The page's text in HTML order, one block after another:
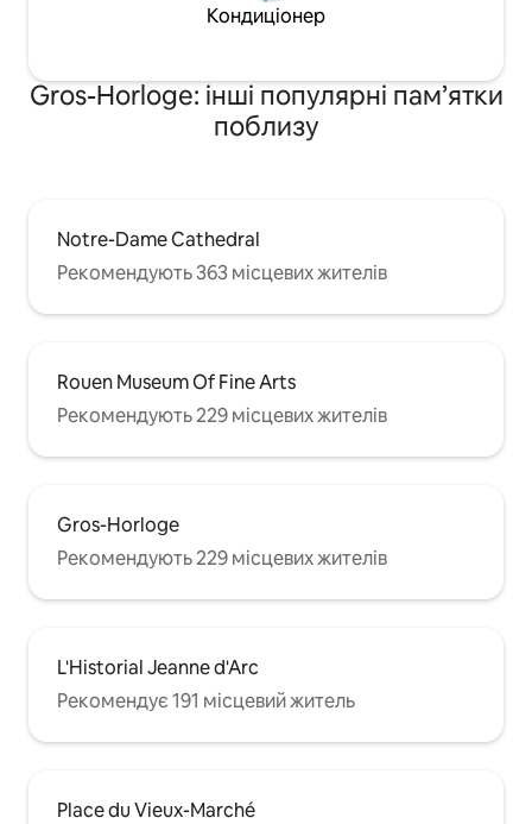
Кондиціонер
Gros-Horloge: інші популярні пам’ятки
поблизу
Notre-Dame Cathedral
Рекомендують 363 місцевих жителів
Rouen Museum Of Fine Arts
Рекомендують 229 місцевих жителів
Gros-Horloge
Рекомендують 229 місцевих жителів
L'Historial Jeanne d'Arc
Рекомендує 191 місцевий житель
Place du Vieux-Marché